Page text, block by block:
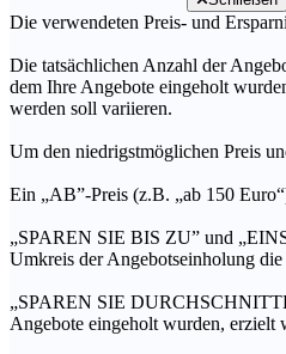
Die verwendeten Preis- und
Die tatsächlichen Anzahl der
dem Ihre Angebote eingeholt
werden soll variieren.
Um den niedrigstmöglichen Preis
Ein „AB”-Preis (z.B. „ab 150
„SPAREN SIE BIS ZU” und
Umkreis der Angebotseinholung
„SPAREN SIE
Angebote eingeholt wurden, erzielt